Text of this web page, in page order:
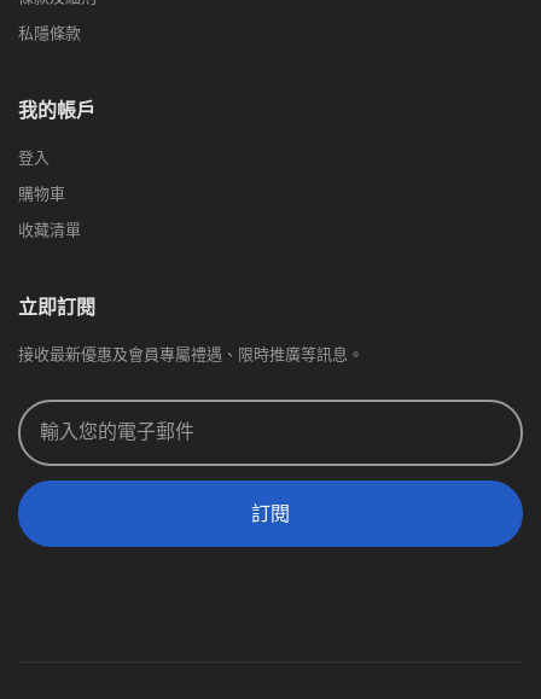
私隱條款
我的帳戶
登入
購物車
收藏清單
立即訂閱
接收最新優惠及會員專屬禮遇、限時推廣等訊息。
訂閱